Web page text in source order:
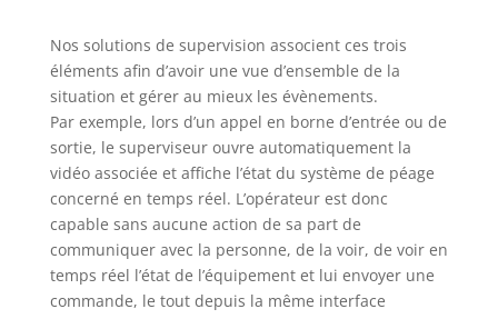
Nos solutions de supervision associent ces trois
éléments afin d’avoir une vue d’ensemble de la
situation et gérer au mieux les évènements.
Par exemple, lors d’un appel en borne d’entrée ou de
sortie, le superviseur ouvre automatiquement la
vidéo associée et affiche l’état du système de péage
concerné en temps réel. L’opérateur est donc
capable sans aucune action de sa part de
communiquer avec la personne, de la voir, de voir en
temps réel l’état de l’équipement et lui envoyer une
commande, le tout depuis la même interface